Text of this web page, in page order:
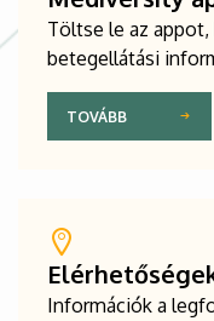
Töltse le az
betegellátási
TOVÁBB
Információk a